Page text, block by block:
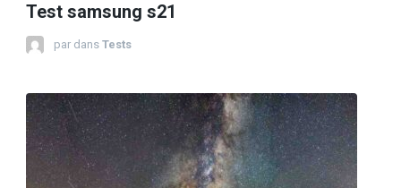
Test samsung s21
par dans Tests